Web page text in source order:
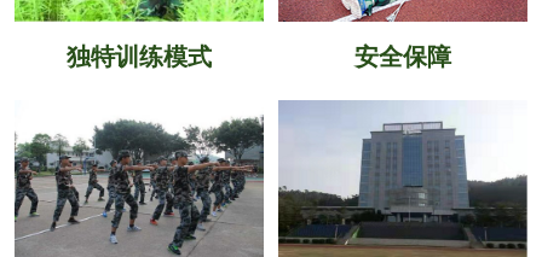
独特训练模式 安全保障